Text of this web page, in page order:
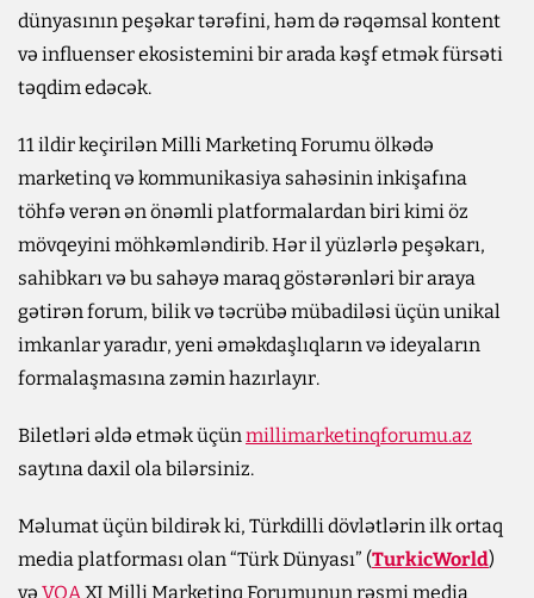
dünyasının peşəkar tərəfini, həm də rəqəmsal kontent
və influenser ekosistemini bir arada kəşf etmək fürsəti
təqdim edəcək.
11 ildir keçirilən Milli Marketinq Forumu ölkədə
marketinq və kommunikasiya sahəsinin inkişafına
töhfə verən ən önəmli platformalardan biri kimi öz
mövqeyini möhkəmləndirib. Hər il yüzlərlə peşəkarı,
sahibkarı və bu sahəyə maraq göstərənləri bir araya
gətirən forum, bilik və təcrübə mübadiləsi üçün unikal
imkanlar yaradır, yeni əməkdaşlıqların və ideyaların
formalaşmasına zəmin hazırlayır.
Biletləri əldə etmək üçünmillimarketinqforumu.az
saytına daxil ola bilərsiniz.
Məlumat üçün bildirək ki, Türkdilli dövlətlərin ilk ortaq
media platforması olan “Türk Dünyası” (TurkicWorld)
və VOAXI Milli Marketinq Forumunun rəsmi media